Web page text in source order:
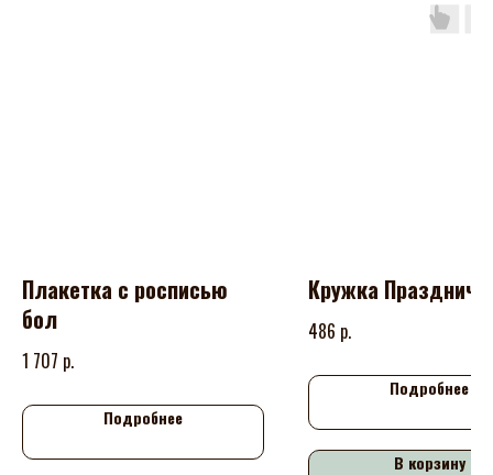
Плакетка с росписью
бол
1 707 р.
Подробнее
Кружка
486 р.
Подробнее
В корзину